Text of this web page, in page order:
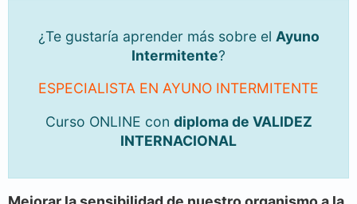
¿Te gustaría aprender más sobre el Ayuno
Intermitente?
ESPECIALISTA EN AYUNO INTERMITENTE
Curso ONLINE con diploma de VALIDEZ
INTERNACIONAL